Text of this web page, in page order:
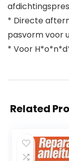
* Directe
pasvorm voor
* Voor
Related